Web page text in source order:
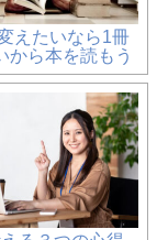
えたいなら1冊
から本を読もう